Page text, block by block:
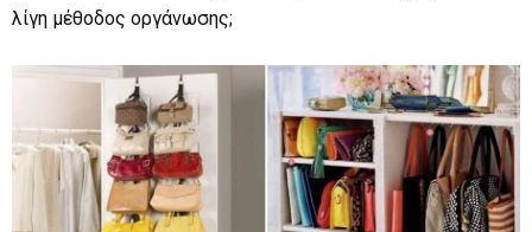
λίγη μέθοδος οργάνωσης;